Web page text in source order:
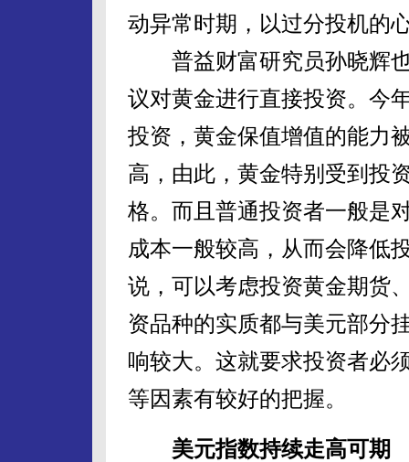
动异常时期，以过分投机的
普益财富研究员孙晓辉也
议对黄金进行直接投资。今
投资，黄金保值增值的能力
高，由此，黄金特别受到投
格。而且普通投资者一般是
成本一般较高，从而会降低
说，可以考虑投资黄金期货
资品种的实质都与美元部分
响较大。这就要求投资者必
等因素有较好的把握。
美元指数持续走高可期